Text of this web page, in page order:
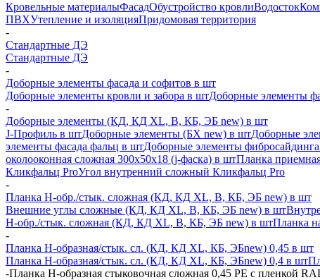
Кровельные материалыФасадОбустройство кровлиВодосток
ПВХУтепление и изоляцияПридомовая территория
-
Стандартные ДЭ
Стандартные ДЭ
-
Доборные элементы фасада и софитов в шт
Доборные элементы кровли и забора в штДоборные элементы
-
Доборные элементы (КД, КД XL, В, КБ, ЭБ new) в шт
J-Профиль в штДоборные элементы (БХ new) в штДоборные
элементы фасада фальц в штДоборные элементы
околооконная сложная 300х50х18 (j-фаска) в штПланка
Кликфальц ProУгол внутренний сложный Кликфальц Pro
-
Планка H-обр./стык. сложная (КД, КД XL, В, КБ, ЭБ new) в шт
Внешние углы сложные (КД, КД XL, В, КБ, ЭБ new) в шт
H-обр./стык. сложная (КД, КД XL, В, КБ, ЭБ new) в штПланка
-
Планка H-образная/стык. сл. (КД, КД XL, КБ, ЭБnew) 0,45 в шт
Планка H-образная/стык. сл. (КД, КД XL, КБ, ЭБnew) 0,4 в шт
-Планка Н-образная стыковочная сложная 0,45 PE с пленкой